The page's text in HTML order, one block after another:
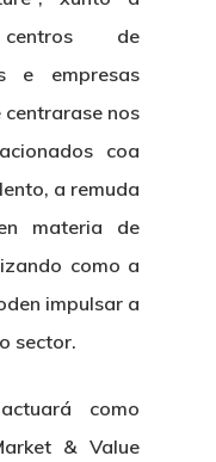
de
e empresas
nos
coa
a remuda
materia de
como a
impulsar a
sector.
como
& Value
Padroado
Identidade Corporativa
Manual De
Corporativa
Logo CETMAR
Novidades
Publicacións
De Novas